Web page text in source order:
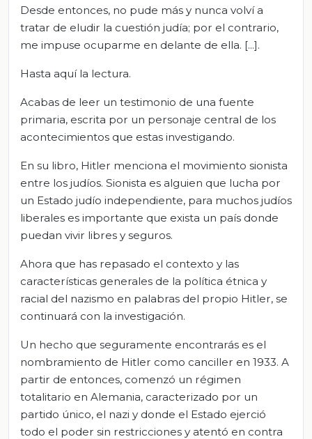
Desde entonces, no pude más y nunca volví a
tratar de eludir la cuestión judía; por el contrario,
me impuse ocuparme en delante de ella. [...].
Hasta aquí la lectura.
Acabas de leer un testimonio de una fuente
primaria, escrita por un personaje central de los
acontecimientos que estas investigando.
En su libro, Hitler menciona el movimiento sionista
entre los judíos. Sionista es alguien que lucha por
un Estado judío independiente, para muchos judíos
liberales es importante que exista un país donde
puedan vivir libres y seguros.
Ahora que has repasado el contexto y las
características generales de la política étnica y
racial del nazismo en palabras del propio Hitler, se
continuará con la investigación.
Un hecho que seguramente encontrarás es el
nombramiento de Hitler como canciller en 1933. A
partir de entonces, comenzó un régimen
totalitario en Alemania, caracterizado por un
partido único, el nazi y donde el Estado ejerció
todo el poder sin restricciones y atentó en contra